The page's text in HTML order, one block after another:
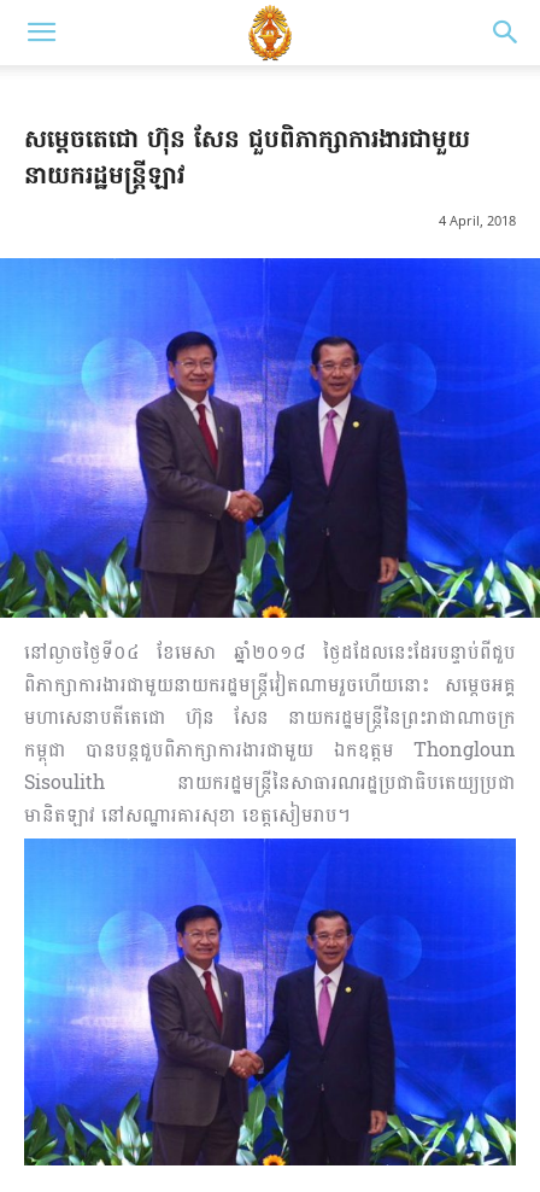
សម្តេចតេជោ ហ៊ុន សែន ជួបពិភាក្សាការងារជាមួយ
នាយករដ្ឋមន្ត្រីឡាវ
4 April, 2018
នៅល្ងាចថ្ងៃទី០៤ ខែមេសា ឆ្នាំ២០១៨ ថ្ងៃដដែលនេះដែរបន្ទាប់ពីជួប
ពិភាក្សាការងារជាមួយនាយករដ្ឋមន្ត្រីវៀតណាមរួចហើយនោះ សម្តេចអគ្គ
មហាសេនាបតីតេជោ ហ៊ុន សែន នាយករដ្ឋមន្ត្រីនៃព្រះរាជាណាចក្រ
កម្ពុជា បានបន្តជួបពិភាក្សាការងារជាមួយ ឯកឧត្ដម Thongloun
Sisoulith នាយករដ្ឋមន្ត្រីនៃសាធារណរដ្ឋប្រជាធិបតេយ្យប្រជា
មានិតឡាវ នៅសណ្ឋារគារសុខា ខេត្តសៀមរាប។